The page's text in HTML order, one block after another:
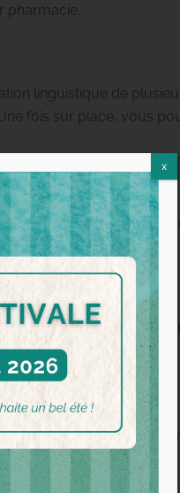
pharmacie.
linguistique de
fois sur place, vous
de nouvelles
d’esprit.
de séjour et de
et sereine.
Erasmus+vous
x